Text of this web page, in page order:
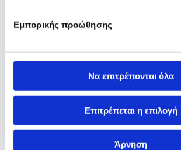
Εμπορικής προώθησης
Να επιτρέπονται όλα
Επιτρέπεται η επιλογή
Άρνηση